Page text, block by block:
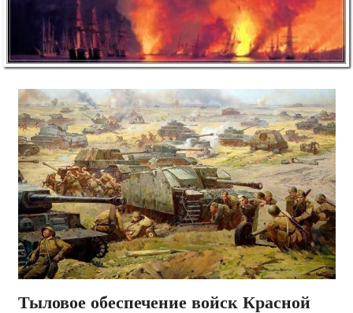
Тыловое обеспечение войск Красной